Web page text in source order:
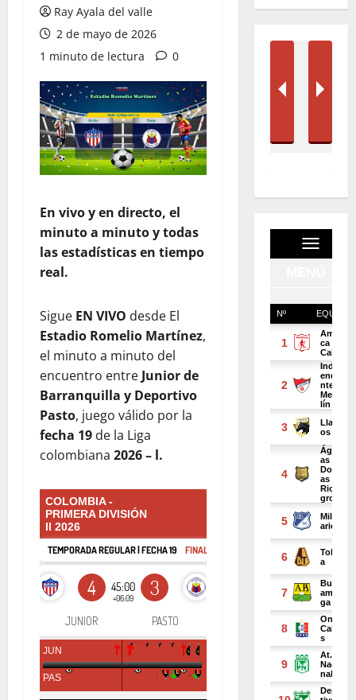
Ray Ayala del valle
2 de mayo de 2026
1 minuto de lectura
0
En vivo y en directo, el
minuto a minuto y todas
las estadísticas en tiempo
real.
Sigue EN VIVO desde El
Estadio Romelio Martínez,
el minuto a minuto del
encuentro entre Junior de
Barranquilla y Deportivo
Pasto, juego válido por la
fecha 19 de la Liga
colombiana 2026 – l.